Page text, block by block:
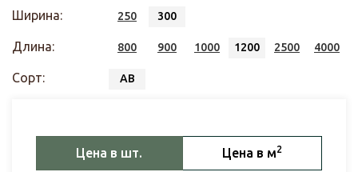
Ширина: 250 300
Длина: 800 900 1000 1200 2500 4000
Сорт: АВ
Цена в шт. Цена в м2